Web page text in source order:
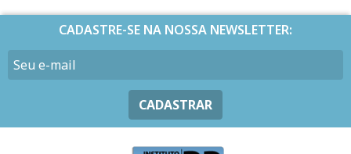
CADASTRE-SE NA NOSSA NEWSLETTER:
CADASTRAR